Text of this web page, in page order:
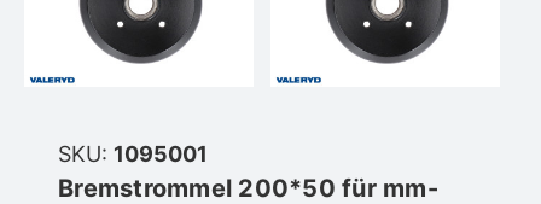
SKU: 1095001
Bremstrommel 200*50 für mm-